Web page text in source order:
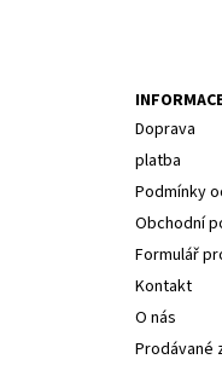
Doprava
platba
Podmínky
Obchodní
Formulář
Kontakt
O nás
Prodávané